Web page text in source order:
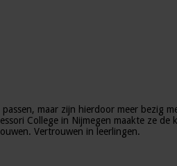
maar zijn hierdoor meer bezig
College in Nijmegen maakte ze de
Vertrouwen in leerlingen.